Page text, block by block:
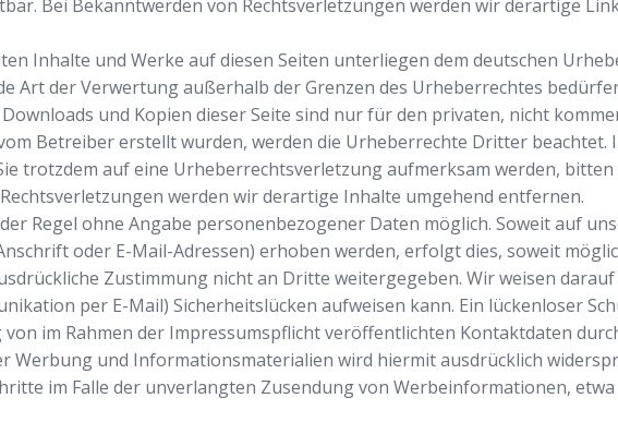
Bei Bekanntwerden von Rechtsverletzungen werden wir derartige
Inhalte und Werke auf diesen Seiten unterliegen dem deutschen
Art der Verwertung außerhalb der Grenzen des Urheberrechtes
und Kopien dieser Seite sind nur für den privaten, nicht
Betreiber erstellt wurden, werden die Urheberrechte Dritter beachtet.
trotzdem auf eine Urheberrechtsverletzung aufmerksam werden,
werden wir derartige Inhalte umgehend entfernen.
Regel ohne Angabe personenbezogener Daten möglich. Soweit auf
oder E-Mail-Adressen) erhoben werden, erfolgt dies, soweit
Zustimmung nicht an Dritte weitergegeben. Wir weisen darauf
per E-Mail) Sicherheitslücken aufweisen kann. Ein lückenloser
im Rahmen der Impressumspflicht veröffentlichten Kontaktdaten
Werbung und Informationsmaterialien wird hiermit ausdrücklich
im Falle der unverlangten Zusendung von Werbeinformationen,